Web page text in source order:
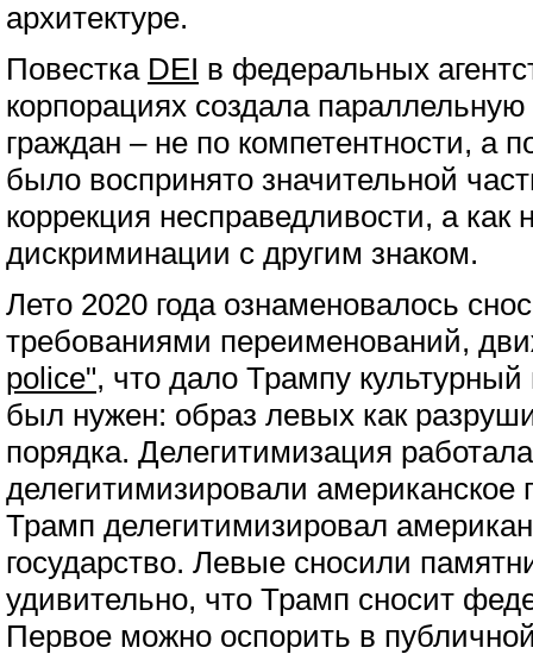
архитектуре.
Повестка DEI в федеральных
корпорациях создала
граждан – не по компетентности, а
было воспринято значительной
коррекция несправедливости, а
дискриминации с другим знаком.
Лето 2020 года ознаменовалось
требованиями переименований,
police", что дало Трампу
был нужен: образ левых как
порядка. Делегитимизация
делегитимизировали американское
Трамп делегитимизировал
государство. Левые сносили
удивительно, что Трамп сносит
Первое можно оспорить в